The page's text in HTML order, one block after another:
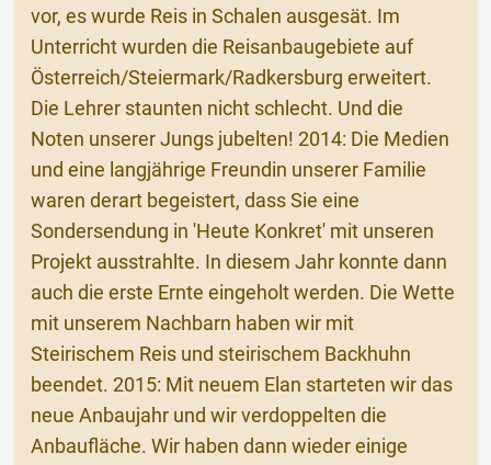
vor, es wurde Reis in Schalen ausgesät. Im
Unterricht wurden die Reisanbaugebiete auf
Österreich/Steiermark/Radkersburg erweitert.
Die Lehrer staunten nicht schlecht. Und die
Noten unserer Jungs jubelten! 2014: Die Medien
und eine langjährige Freundin unserer Familie
waren derart begeistert, dass Sie eine
Sondersendung in 'Heute Konkret' mit unseren
Projekt ausstrahlte. In diesem Jahr konnte dann
auch die erste Ernte eingeholt werden. Die Wette
mit unserem Nachbarn haben wir mit
Steirischem Reis und steirischem Backhuhn
beendet. 2015: Mit neuem Elan starteten wir das
neue Anbaujahr und wir verdoppelten die
Anbaufläche. Wir haben dann wieder einige